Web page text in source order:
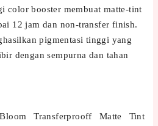
color booster membuat matte-tint
12 jam dan non-transfer finish.
pigmentasi tinggi yang
dengan sempurna dan tahan
Transferprooff Matte Tint